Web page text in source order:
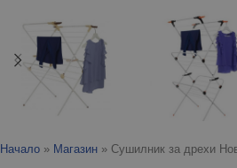
Начало » Магазин » Сушилник за дрехи